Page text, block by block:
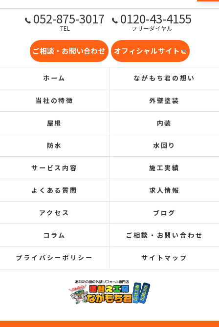
052-875-3017
TEL
0120-43-4155
フリーダイヤル
ご相談・お問い合わせ オフィシャルサイト
ホーム ながもち君の想い
当社の特徴 外壁塗装
屋根 内装
防水 水回り
サービス内容 施工実績
よくある質問 求人情報
アクセス ブログ
コラム ご相談・お問い合わせ
プライバシーポリシー サイトマップ